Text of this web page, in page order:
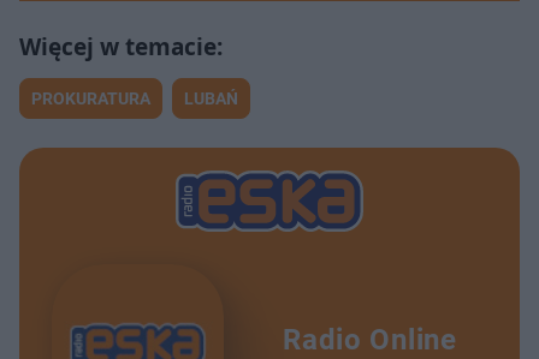
PROKURATURA LUBAŃ
Radio Online